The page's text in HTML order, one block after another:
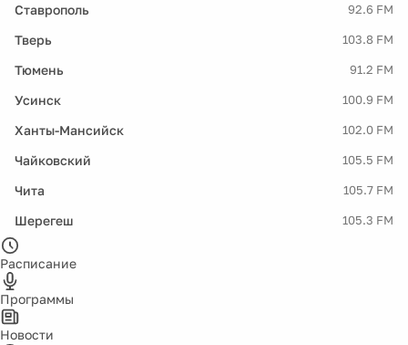
Ставрополь 92.6 FM
Тверь 103.8 FM
Тюмень 91.2 FM
Усинск 100.9 FM
Ханты-Мансийск 102.0 FM
Чайковский 105.5 FM
Чита 105.7 FM
Шерегеш 105.3 FM
Расписание
Программы
Новости